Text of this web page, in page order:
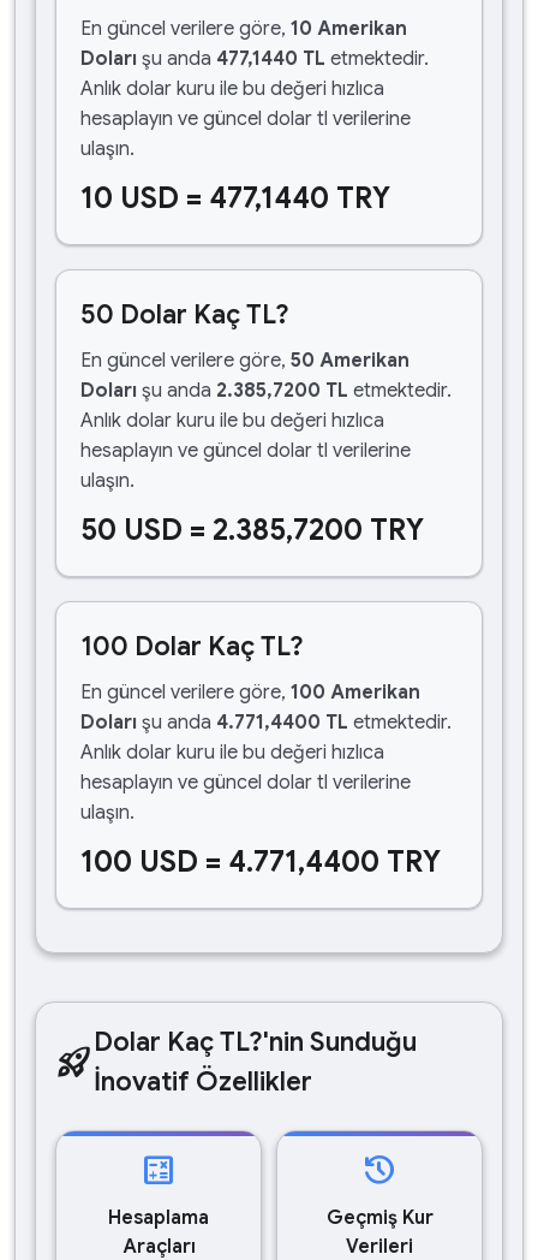
En güncel verilere göre, 10 Amerikan
Doları şu anda 477,1440 TL etmektedir.
Anlık dolar kuru ile bu değeri hızlıca
hesaplayın ve güncel dolar tl verilerine
ulaşın.
10 USD = 477,1440 TRY
50 Dolar Kaç TL?
En güncel verilere göre, 50 Amerikan
Doları şu anda 2.385,7200 TL etmektedir.
Anlık dolar kuru ile bu değeri hızlıca
hesaplayın ve güncel dolar tl verilerine
ulaşın.
50 USD = 2.385,7200 TRY
100 Dolar Kaç TL?
En güncel verilere göre, 100 Amerikan
Doları şu anda 4.771,4400 TL etmektedir.
Anlık dolar kuru ile bu değeri hızlıca
hesaplayın ve güncel dolar tl verilerine
ulaşın.
100 USD = 4.771,4400 TRY
rocket_launchDolar Kaç TL?'nin Sunduğu
İnovatif Özellikler
calculate
Hesaplama
Araçları
history
Geçmiş Kur
Verileri